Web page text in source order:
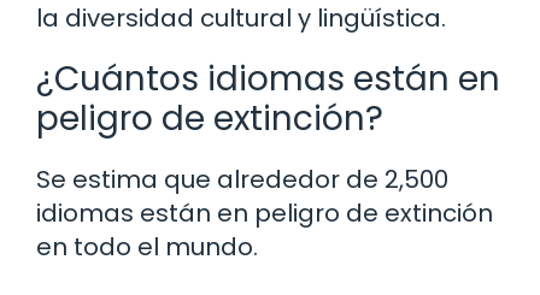
la diversidad cultural y lingüística.
¿Cuántos idiomas están en
peligro de extinción?
Se estima que alrededor de 2,500
idiomas están en peligro de extinción
en todo el mundo.